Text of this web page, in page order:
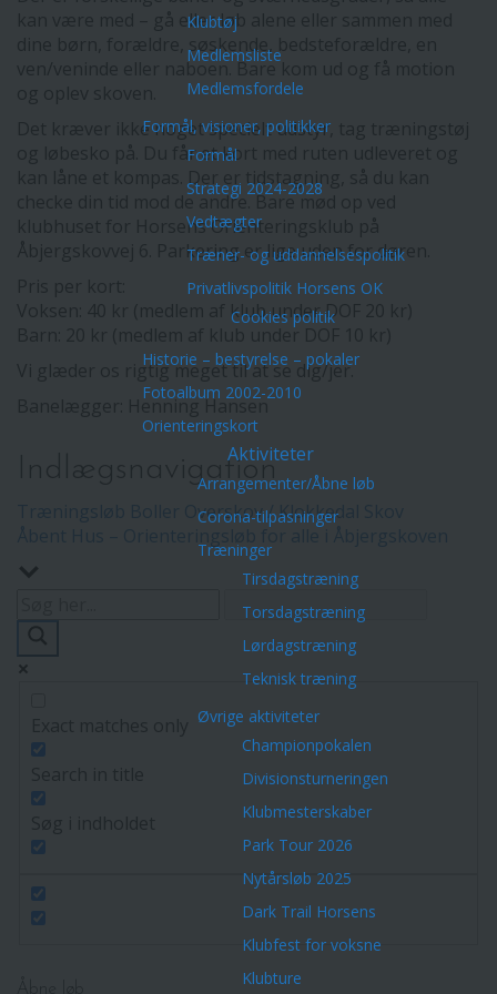
Klubtøj
Medlemsliste
Medlemsfordele
Formål, visioner, politikker
Formål
Strategi 2024-2028
Vedtægter
Træner- og uddannelsespolitik
Privatlivspolitik Horsens OK
Cookies politik
Historie – bestyrelse – pokaler
Fotoalbum 2002-2010
Orienteringskort
Aktiviteter
Arrangementer/Åbne løb
Corona-tilpasninger
Træninger
Tirsdagstræning
Torsdagstræning
Lørdagstræning
Teknisk træning
Øvrige aktiviteter
Championpokalen
Divisionsturneringen
Klubmesterskaber
Park Tour 2026
Nytårsløb 2025
Dark Trail Horsens
Klubfest for voksne
Klubture
kan være med – gå eller løb alene eller sammen med
dine børn, forældre, søskende, bedsteforældre, en
ven/veninde eller naboen. Bare kom ud og få motion
Det kræver ikke noget specielt udstyr, tag træningstøj
og løbesko på. Du får et kort med ruten udleveret og
kan låne et kompas. Der er tidstagning, så du kan
checke din tid mod de andre. Bare mød op ved
klubhuset for Horsens Orienteringsklub på
Åbjergskovvej 6. Parkering er lige uden for døren.
Voksen: 40 kr (medlem af klub under DOF 20 kr)
Barn: 20 kr (medlem af klub under DOF 10 kr)
Vi glæder os rigtig meget til at se dig/jer.
Banelægger: Henning Hansen
Indlægsnavigation
Træningsløb Boller Overskov / Klokkedal Skov